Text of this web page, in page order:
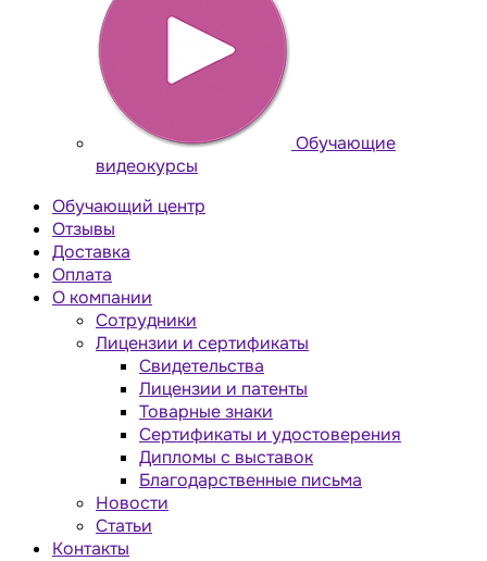
Обучающие
видеокурсы
Обучающий центр
Отзывы
Доставка
Оплата
О компании
Сотрудники
Лицензии и сертификаты
Свидетельства
Лицензии и патенты
Товарные знаки
Сертификаты и удостоверения
Дипломы с выставок
Благодарственные письма
Новости
Статьи
Контакты